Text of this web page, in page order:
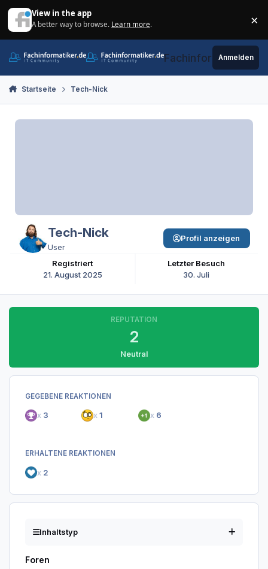
View in the app
A better way to browse. Learn more. ×
Fachinformatiker.de
Anmelden
Startseite Tech-Nick
Tech-Nick
User
Registriert
21. August 2025
Letzter Besuch
30. Juli
Profil anzeigen
REPUTATION
2
Neutral
GEGEBENE REAKTIONEN
x 3 x 1 x 6
ERHALTENE REAKTIONEN
x 2
Inhaltstyp
Foren